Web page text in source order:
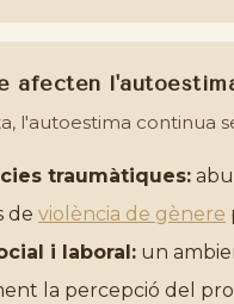
afecten
l'autoestima continua
traumàtiques:
de violència de gènere
i laboral: un
la percepció del